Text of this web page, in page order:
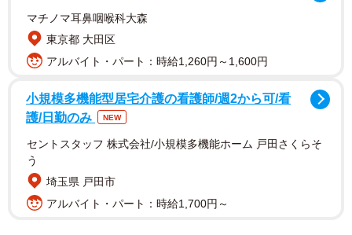
マチノマ耳鼻咽喉科大森
東京都 大田区
アルバイト・パート：時給1,260円～1,600円
小規模多機能型居宅介護の看護師/週2から可/看
護/日勤のみ
NEW
セントスタッフ 株式会社/小規模多機能ホーム 戸田さくらそ
う
埼玉県 戸田市
アルバイト・パート：時給1,700円～